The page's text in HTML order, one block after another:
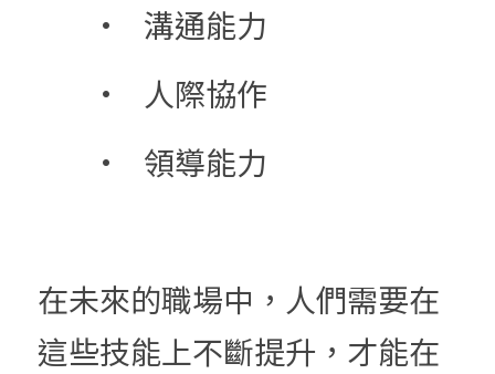
	•	溝通能力
	•	人際協作
	•	領導能力
在未來的職場中，人們需要在
這些技能上不斷提升，才能在